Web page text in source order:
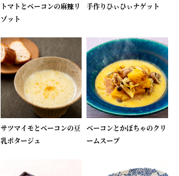
トマトとベーコンの麻辣リ
ゾット
手作りひぃひぃナゲット
サツマイモとベーコンの豆
乳ポタージュ
ベーコンとかぼちゃのクリ
ームスープ